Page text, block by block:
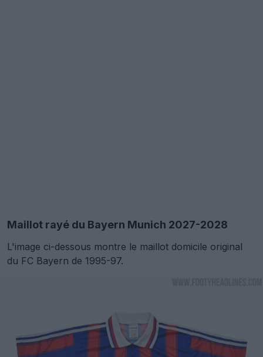
Maillot rayé du Bayern Munich 2027-2028
L'image ci-dessous montre le maillot domicile original
du FC Bayern de 1995-97.